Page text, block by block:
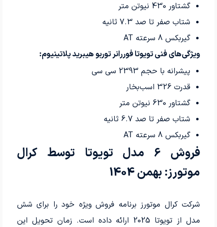
گشتاور 430 نیوتن متر
شتاب صفر تا صد 7.3 ثانیه
گیربکس 8 سرعته AT
ویژگی‌های فنی تویوتا فوررانر توربو هیبرید پلاتینیوم:
پیشرانه با حجم 2393 سی سی
قدرت 326 اسب‌بخار
گشتاور 630 نیوتن متر
شتاب صفر تا صد 6.7 ثانیه
گیربکس 8 سرعته AT
فروش 6 مدل تویوتا توسط کرال
موتورز: بهمن 1404
شرکت کرال موتورز برنامه فروش ویژه خود را برای شش
مدل از تویوتا 2025 ارائه داده است. زمان تحویل این